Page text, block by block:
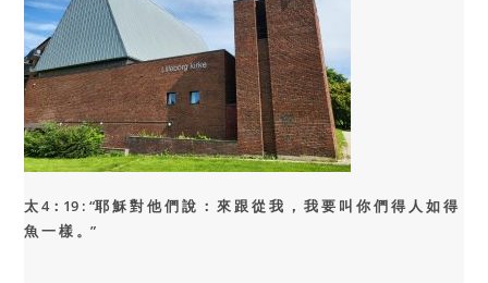
太 4：19 : “耶 穌 對 他 們 說 ： 來 跟 從 我 ， 我 要 叫 你 們 得 人 如 得
魚 一 樣 。”